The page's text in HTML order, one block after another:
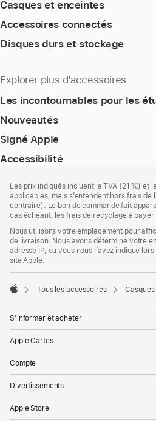
Casques et enceintes
Accessoires connectés
Disques durs et stockage
Explorer plus d’accessoires
Les incontournables pour les
Nouveautés
Signé Apple
Accessibilité
de
page
de
bas
de
Les prix indiqués incluent la TVA (21 %) et
applicables, mais s’entendent hors frais de
contraire). Le bon de commande fait
cas échéant, les frais de recyclage à
Nous utilisons votre emplacement pour
de livraison. Nous avons déterminé votre
adresse IP, ou vous nous l’avez indiqué
site Apple.
Tous les accessoires
S’informer et acheter
Apple Cartes
Compte
Divertissements
Apple Store